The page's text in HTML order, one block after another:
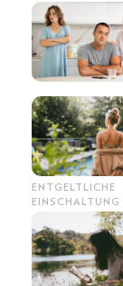
ENTGELTLICHE
EINSCHALTUNG